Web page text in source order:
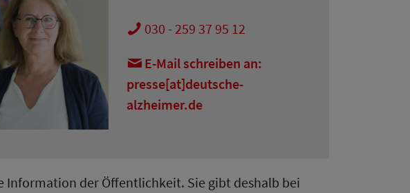
030 - 259 37 95 12
E-Mail schreiben an:
presse[at]deutsche-
alzheimer.de
Information der Öffentlichkeit. Sie gibt deshalb bei